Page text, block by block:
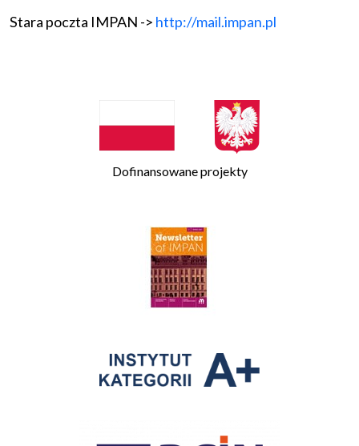
Stara poczta IMPAN -> http://mail.impan.pl
Dofinansowane projekty